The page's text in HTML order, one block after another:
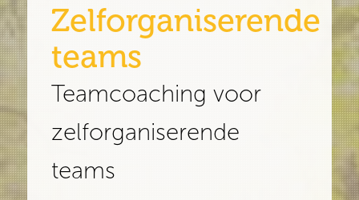
Zelforganiserende
teams
Teamcoaching voor
zelforganiserende
teams